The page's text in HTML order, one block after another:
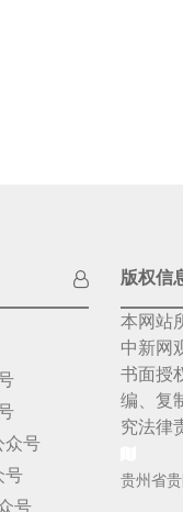
众号
号
号
版权信
本网站
中新网
书面授
编、复
究法律
贵州省